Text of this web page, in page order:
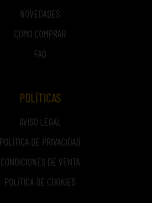
NOVEDADES
COMO COMPRAR
FAQ
POLÍTICAS
AVISO LEGAL
POLÍTICA DE PRIVACIDAD
CONDICIONES DE VENTA
POLÍTICA DE COOKIES